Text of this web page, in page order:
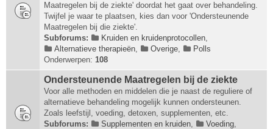
Maatregelen bij de ziekte' doordat het gaat over behandeling.
Twijfel je waar te plaatsen, kies dan voor 'Ondersteunende
Maatregelen bij die ziekte'.
Subforums:
Kruiden en kruidenprotocollen,
Alternatieve therapieën, Overige,
Polls
Onderwerpen: 108
Ondersteunende Maatregelen bij de ziekte
Voor alle methoden en middelen die je naast de reguliere of
alternatieve behandeling mogelijk kunnen ondersteunen.
Zoals leefstijl, voeding, detoxen, supplementen, etc.
Subforums:
Supplementen en kruiden, Voeding,